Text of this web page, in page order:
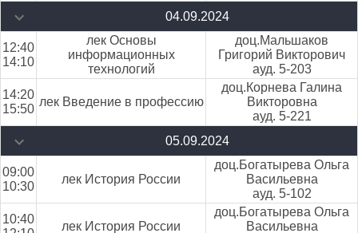
04.09.2024
12:40
14:10
лек Основы
информационных
технологий
доц.Мальшаков
Григорий Викторович
ауд. 5-203
14:20
15:50
лек Введение в профессию
доц.Корнева Галина
Викторовна
ауд. 5-221
05.09.2024
09:00
10:30
лек История России
доц.Богатырева Ольга
Васильевна
ауд. 5-102
10:40
лек История России
доц.Богатырева Ольга
Васильевна